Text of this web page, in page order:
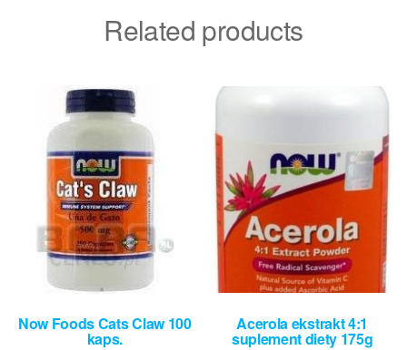
Related products
Now Foods Cats Claw 100
kaps.
Acerola ekstrakt 4:1
suplement diety 175g